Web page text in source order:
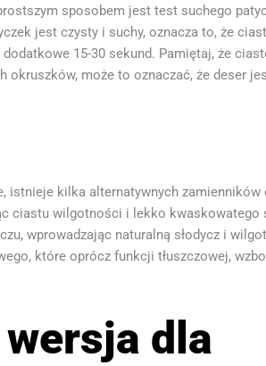
sposobem jest test suchego
jest czysty i suchy, oznacza to, że
15-30 sekund. Pamiętaj, że
może to oznaczać, że deser
istnieje kilka alternatywnych zamienników
ciastu wilgotności i lekko kwaskowatego
wprowadzając naturalną słodycz i
które oprócz funkcji tłuszczowej,
dla